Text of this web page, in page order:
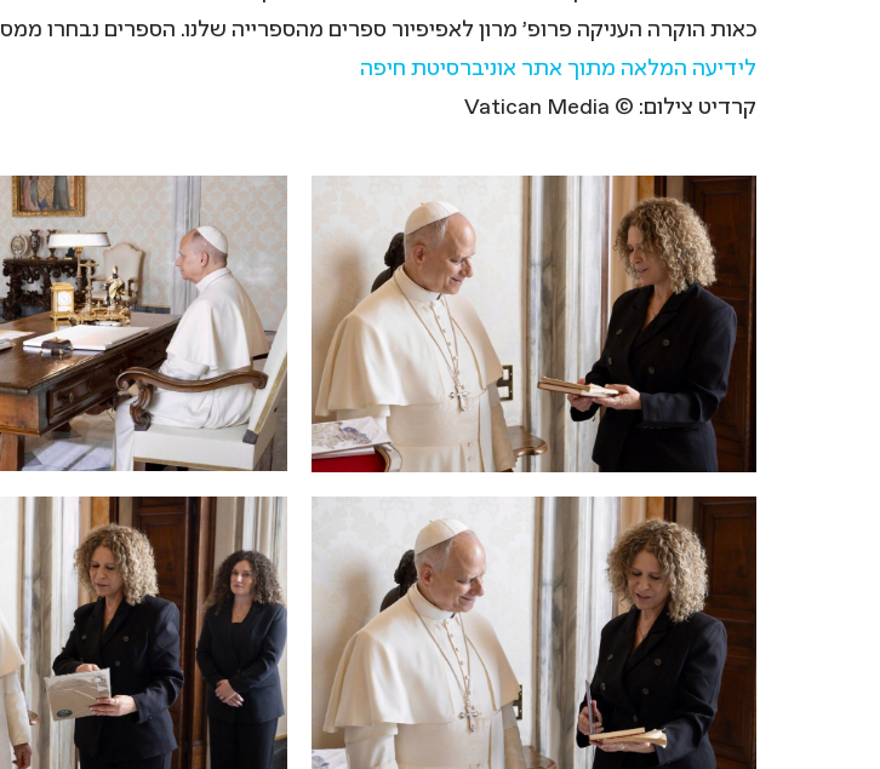
כאות הוקרה העניקה פרופ’ מרון לאפיפיור ספרים מהספרייה שלנו. הספרים נבחרו
לידיעה המלאה מתוך אתר אוניברסיטת חיפה
קרדיט צילום: © Vatican Media